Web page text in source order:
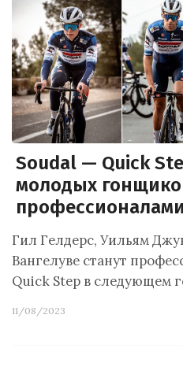
Soudal — Quick
молодых
Гил Гелдерс, Уильям
Вангелуве станут
Quick Step в следующем
11/08/2023